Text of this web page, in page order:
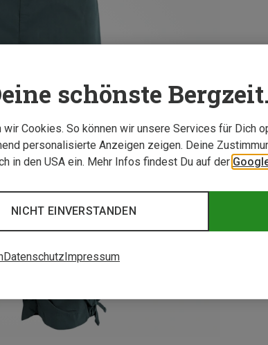
schönste
Cookies. So können wir unsere Services für Dich
personalisierte Anzeigen zeigen. Deine
in den USA ein. Mehr Infos findest Du auf der
NICHT EINVERSTANDEN
Datenschutz Impressum